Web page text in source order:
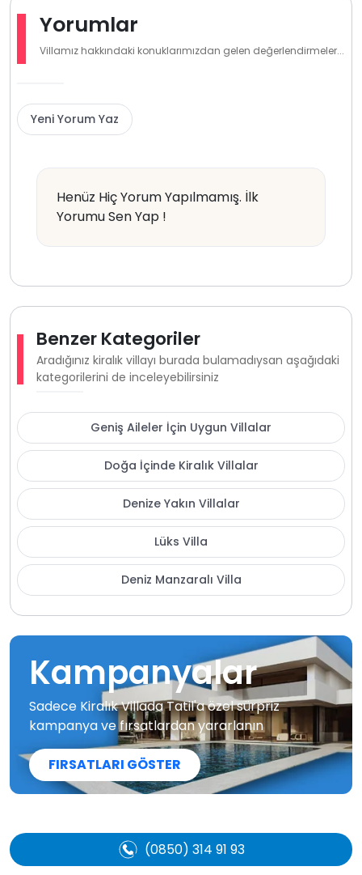
Yorumlar
Villamız hakkındaki konuklarımızdan gelen değerlendirmeler...
Yeni Yorum Yaz
Henüz Hiç Yorum Yapılmamış. İlk
Yorumu Sen Yap !
Benzer Kategoriler
Aradığınız kiralık villayı burada bulamadıysan aşağıdaki
kategorilerini de inceleyebilirsiniz
Geniş Aileler İçin Uygun Villalar
Doğa İçinde Kiralık Villalar
Denize Yakın Villalar
Lüks Villa
Deniz Manzaralı Villa
Kampanyalar
Sadece Kiralık Villada Tatil'a özel sürpriz
kampanya ve fırsatlardan yararlanın
FIRSATLARI GÖSTER
(0850) 314 91 93